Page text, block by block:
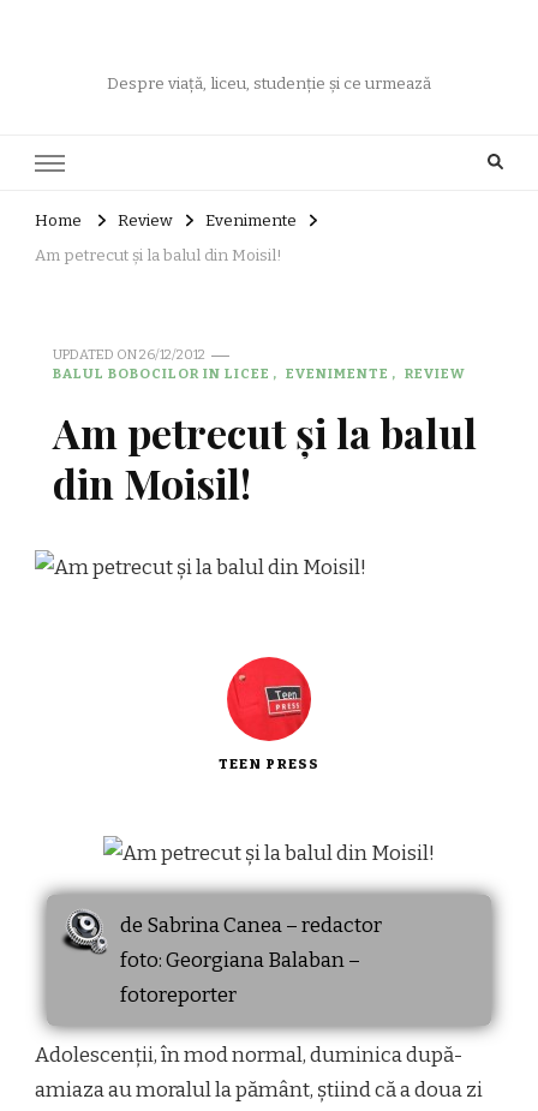
Despre viață, liceu, studenție și ce urmează
Home Review
Evenimente
Am petrecut și la balul din Moisil!
UPDATED ON26/12/2012
BALUL BOBOCILOR IN LICEE
EVENIMENTE REVIEW
Am petrecut și la balul
din Moisil!
TEEN PRESS
de Sabrina Canea – redactor
foto: Georgiana Balaban –
fotoreporter
Adolescenții, în mod normal, duminica după-
amiaza au moralul la pământ, știind că a doua zi